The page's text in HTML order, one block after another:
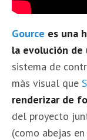
Gource es una
la evolución
sistema de
más visual que
renderizar de
del proyecto
(como abejas